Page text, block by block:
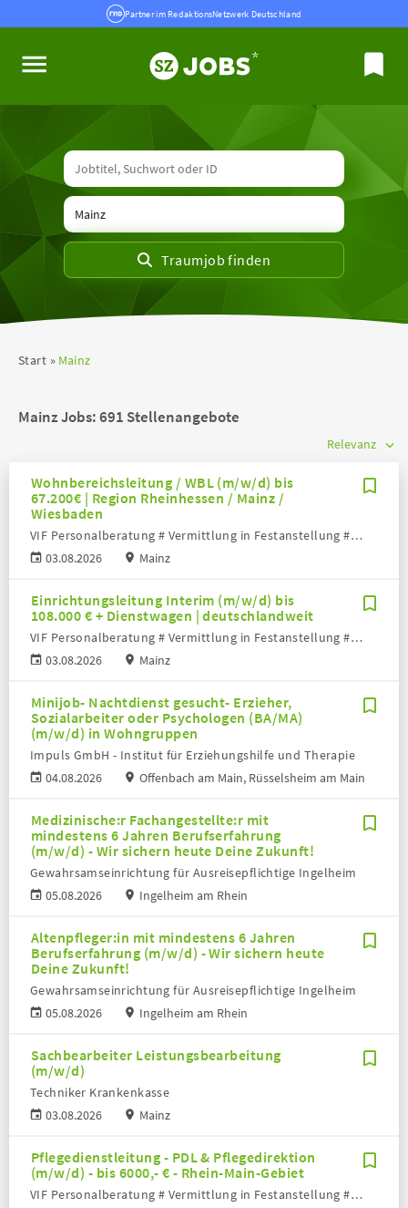
Partner im RedaktionsNetzwerk Deutschland
Start Mainz
Mainz Jobs:691 Stellenangebote
Wohnbereichsleitung / WBL (m/w/d) bis
67.200€ | Region Rheinhessen / Mainz /
Wiesbaden
03.08.2026
VIF Personalberatung # Vermittlung in Festanstellung # Volker Bronheim
Mainz
Einrichtungsleitung Interim (m/w/d) bis
108.000 € + Dienstwagen | deutschlandweit
03.08.2026
VIF Personalberatung # Vermittlung in Festanstellung # Volker Bronheim
Mainz
Minijob- Nachtdienst gesucht- Erzieher,
Sozialarbeiter oder Psychologen (BA/MA)
(m/w/d) in Wohngruppen
04.08.2026
Impuls GmbH - Institut für Erziehungshilfe und Therapie
Offenbach am Main, Rüsselsheim am Main
Medizinische:r Fachangestellte:r mit
mindestens 6 Jahren Berufserfahrung
(m/w/d) - Wir sichern heute Deine Zukunft!
05.08.2026
Gewahrsamseinrichtung für Ausreisepflichtige Ingelheim
Ingelheim am Rhein
Altenpfleger:in mit mindestens 6 Jahren
Berufserfahrung (m/w/d) - Wir sichern heute
Deine Zukunft!
05.08.2026
Gewahrsamseinrichtung für Ausreisepflichtige Ingelheim
Ingelheim am Rhein
Sachbearbeiter Leistungsbearbeitung
(m/w/d)
03.08.2026
Techniker Krankenkasse
Mainz
Pflegedienstleitung - PDL & Pflegedirektion
(m/w/d) - bis 6000,- € - Rhein-Main-Gebiet
VIF Personalberatung # Vermittlung in Festanstellung # Volker Bronheim